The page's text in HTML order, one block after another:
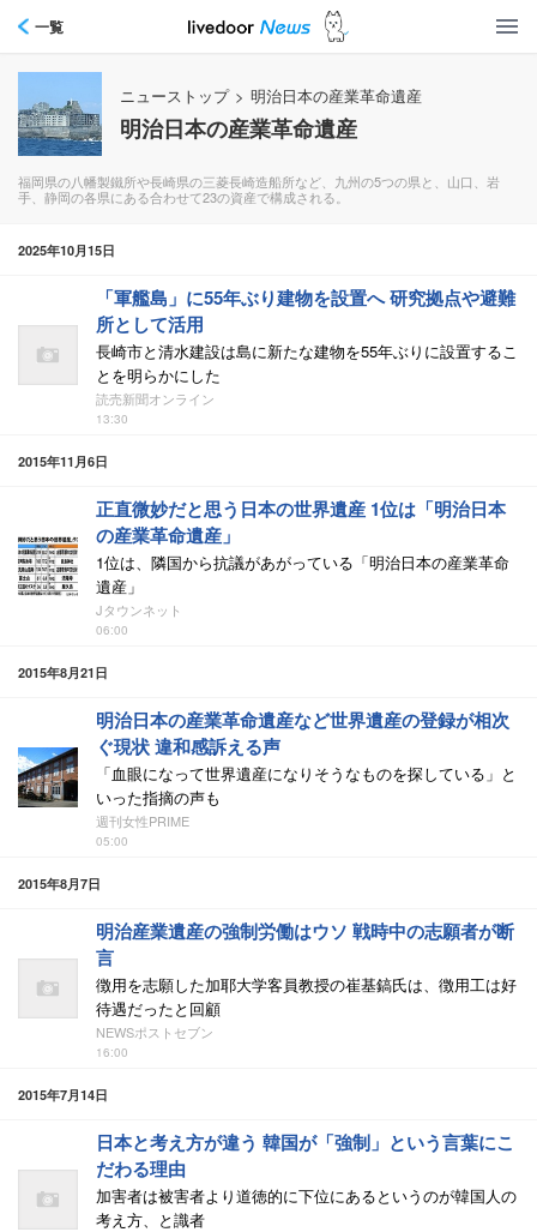
一覧
ニューストップ > 明治日本の産業革命遺産
明治日本の産業革命遺産
福岡県の八幡製鐵所や長崎県の三菱長崎造船所など、九州の5つの県と、山口、岩
手、静岡の各県にある合わせて23の資産で構成される。
2025年10月15日
「軍艦島」に55年ぶり建物を設置へ 研究拠点や避難
所として活用
長崎市と清水建設は島に新たな建物を55年ぶりに設置するこ
とを明らかにした
読売新聞オンライン
13:30
2015年11月6日
正直微妙だと思う日本の世界遺産 1位は「明治日本
の産業革命遺産」
1位は、隣国から抗議があがっている「明治日本の産業革命
遺産」
Jタウンネット
06:00
2015年8月21日
明治日本の産業革命遺産など世界遺産の登録が相次
ぐ現状 違和感訴える声
「血眼になって世界遺産になりそうなものを探している」と
いった指摘の声も
週刊女性PRIME
05:00
2015年8月7日
明治産業遺産の強制労働はウソ 戦時中の志願者が断
言
徴用を志願した加耶大学客員教授の崔基鎬氏は、徴用工は好
待遇だったと回顧
NEWSポストセブン
16:00
2015年7月14日
日本と考え方が違う 韓国が「強制」という言葉にこ
だわる理由
加害者は被害者より道徳的に下位にあるというのが韓国人の
考え方、と識者